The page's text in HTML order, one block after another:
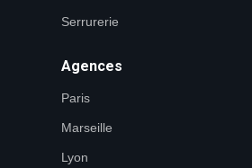
Serrurerie
Agences
Paris
Marseille
Lyon